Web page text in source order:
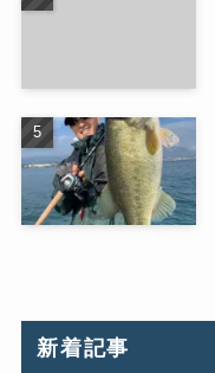
新着記事